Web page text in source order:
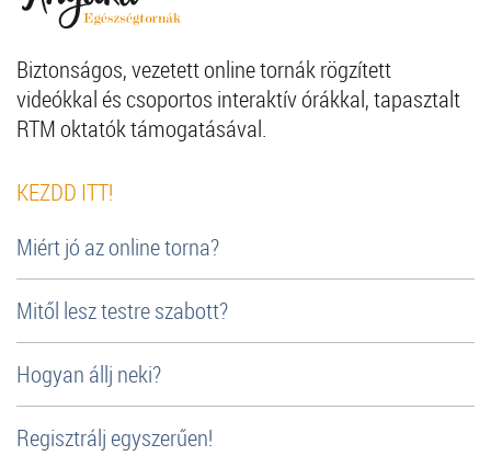
Biztonságos, vezetett online tornák rögzített
videókkal és csoportos interaktív órákkal, tapasztalt
RTM oktatók támogatásával.
KEZDD ITT!
Miért jó az online torna?
Mitől lesz testre szabott?
Hogyan állj neki?
Regisztrálj egyszerűen!